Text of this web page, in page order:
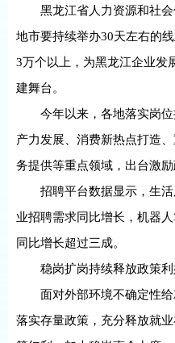
黑龙江省人力资源和社
地市要持续举办30天左右的
3万个以上，为黑龙江企业发
建舞台。
今年以来，各地落实岗
产力发展、消费新热点打造
务提供等重点领域，出台激
招聘平台数据显示，生
业招聘需求同比增长，机器
同比增长超过三成。
稳岗扩岗持续释放政策
面对外部环境不确定性
落实存量政策，充分释放就